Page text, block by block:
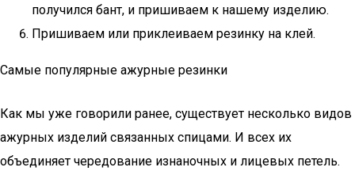
получился бант, и пришиваем к нашему изделию.
Пришиваем или приклеиваем резинку на клей.
Самые популярные ажурные резинки
Как мы уже говорили ранее, существует несколько видов
ажурных изделий связанных спицами. И всех их
объединяет чередование изнаночных и лицевых петель.